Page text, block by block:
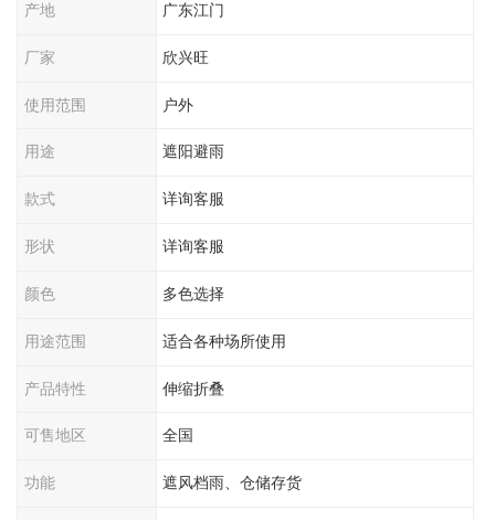
产地 广东江门
厂家 欣兴旺
使用范围 户外
用途 遮阳避雨
款式 详询客服
形状 详询客服
颜色 多色选择
用途范围 适合各种场所使用
产品特性 伸缩折叠
可售地区 全国
功能 遮风档雨、仓储存货